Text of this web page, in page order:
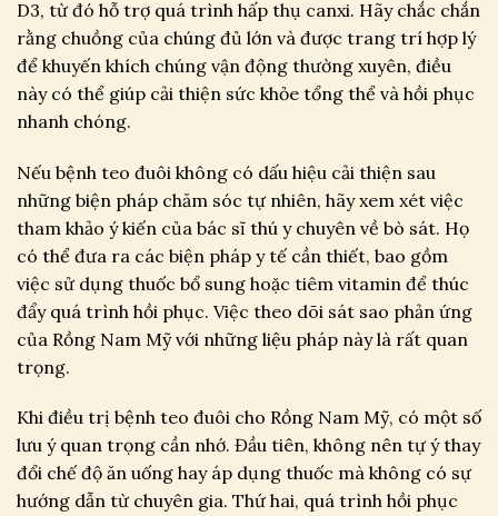
D3, từ đó hỗ trợ quá trình hấp thụ canxi. Hãy chắc chắn
rằng chuồng của chúng đủ lớn và được trang trí hợp lý
để khuyến khích chúng vận động thường xuyên, điều
này có thể giúp cải thiện sức khỏe tổng thể và hồi phục
nhanh chóng.
Nếu bệnh teo đuôi không có dấu hiệu cải thiện sau
những biện pháp chăm sóc tự nhiên, hãy xem xét việc
tham khảo ý kiến của bác sĩ thú y chuyên về bò sát. Họ
có thể đưa ra các biện pháp y tế cần thiết, bao gồm
việc sử dụng thuốc bổ sung hoặc tiêm vitamin để thúc
đẩy quá trình hồi phục. Việc theo dõi sát sao phản ứng
của Rồng Nam Mỹ với những liệu pháp này là rất quan
trọng.
Khi điều trị bệnh teo đuôi cho Rồng Nam Mỹ, có một số
lưu ý quan trọng cần nhớ. Đầu tiên, không nên tự ý thay
đổi chế độ ăn uống hay áp dụng thuốc mà không có sự
hướng dẫn từ chuyên gia. Thứ hai, quá trình hồi phục